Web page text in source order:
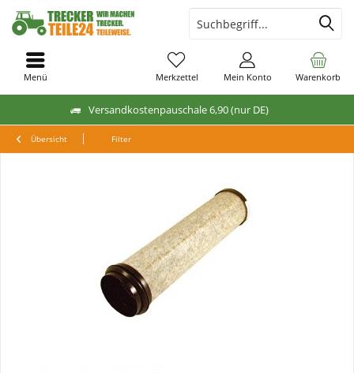
Versandkostenpauschale 6,90 (nur DE)
Warenkorb
Merkzettel Mein Konto
Menü
Übersicht Filter